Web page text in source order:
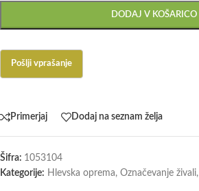
DODAJ V KOŠARICO
Primerjaj Dodaj na seznam želja
Šifra: 1053104
Kategorije: Hlevska oprema, Označevanje živali,